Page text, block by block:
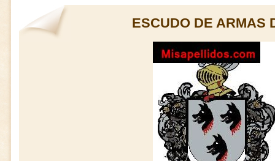
ESCUDO DE ARMAS